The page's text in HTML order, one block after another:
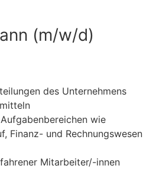
(m/w/d)
des Unternehmens
wie
Finanz- und Rechnungswesen
Mitarbeiter/-innen